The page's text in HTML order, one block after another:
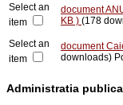
Select an
item
document
KB ) (178
Select an
item
document
downloads)
Administratia publica